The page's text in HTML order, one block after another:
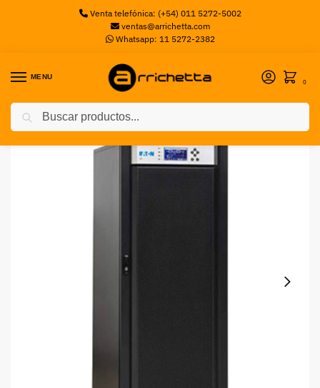
Venta telefónica: (+54) 011 5272-5002
ventas@arrichetta.com
Whatsapp: 11 5272-2382
MENU
0
Inicio UPS / Ups Eaton ON-LINE 9E 20KVA 3:1 TOWER EXP.